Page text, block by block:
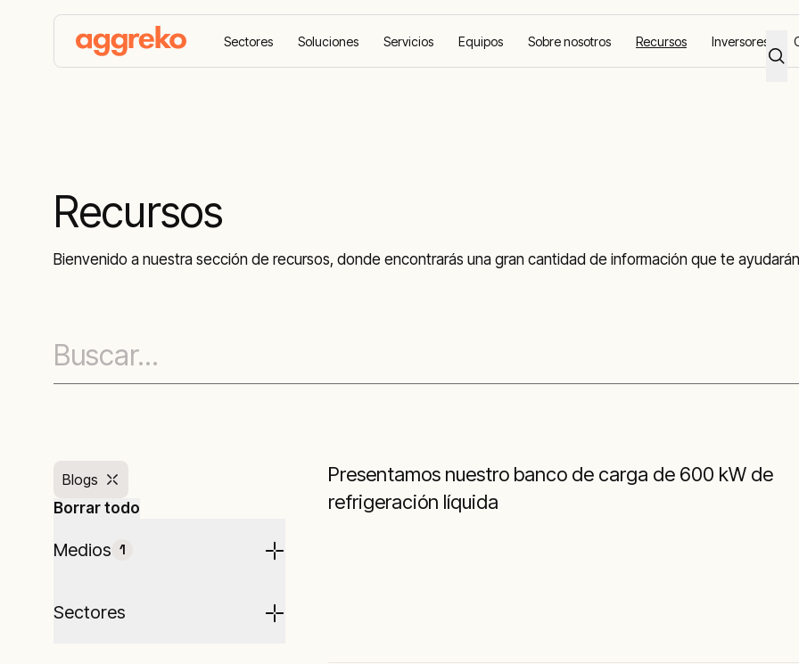
Sectores Soluciones Servicios Equipos Sobre nosotros Recursos Inversores
Recursos
Bienvenido a nuestra sección de recursos, donde encontrarás una gran cantidad de información que te
Blogs
Borrar todo
Medios 1
Sectores
Presentamos nuestro banco de carga de 600 kW de
refrigeración líquida